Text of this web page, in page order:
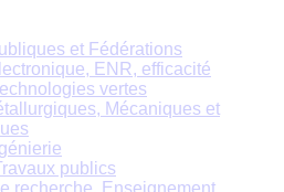
et Fédérations
ENR, efficacité
vertes
Mécaniques et
publics
recherche, Enseignement